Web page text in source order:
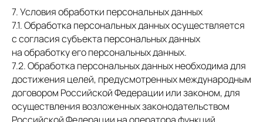
7. Условия обработки персональных данных
7.1. Обработка персональных данных осуществляется
с согласия субъекта персональных данных
на обработку его персональных данных.
7.2. Обработка персональных данных необходима для
достижения целей, предусмотренных международным
договором Российской Федерации или законом, для
осуществления возложенных законодательством